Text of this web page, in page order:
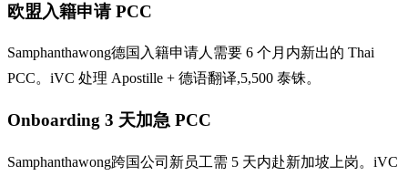
欧盟入籍申请 PCC
Samphanthawong德国入籍申请人需要 6 个月内新出的 Thai
PCC。iVC 处理 Apostille + 德语翻译,5,500 泰铢。
Onboarding 3 天加急 PCC
Samphanthawong跨国公司新员工需 5 天内赴新加坡上岗。iVC